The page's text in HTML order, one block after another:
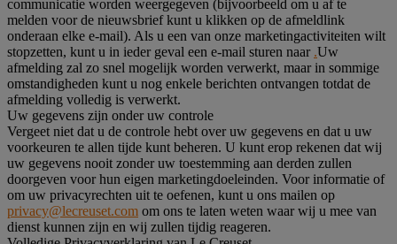
communicatie worden weergegeven (bijvoorbeeld om u af te
melden voor de nieuwsbrief kunt u klikken op de afmeldlink
onderaan elke e-mail). Als u een van onze marketingactiviteiten wilt
stopzetten, kunt u in ieder geval een e-mail sturen naar .Uw
afmelding zal zo snel mogelijk worden verwerkt, maar in sommige
omstandigheden kunt u nog enkele berichten ontvangen totdat de
afmelding volledig is verwerkt.
Uw gegevens zijn onder uw controle
Vergeet niet dat u de controle hebt over uw gegevens en dat u uw
voorkeuren te allen tijde kunt beheren. U kunt erop rekenen dat wij
uw gegevens nooit zonder uw toestemming aan derden zullen
doorgeven voor hun eigen marketingdoeleinden. Voor informatie of
om uw privacyrechten uit te oefenen, kunt u ons mailen op
privacy@lecreuset.com om ons te laten weten waar wij u mee van
dienst kunnen zijn en wij zullen tijdig reageren.